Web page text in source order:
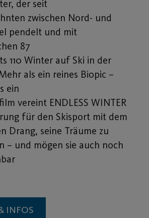
der seit
zwischen Nord- und
pendelt und mit
87
110 Winter auf Ski in der
als ein reines Biopic –
ein
vereint ENDLESS WINTER
für den Skisport mit dem
Drang, seine Träume zu
– und mögen sie auch noch
INFOS